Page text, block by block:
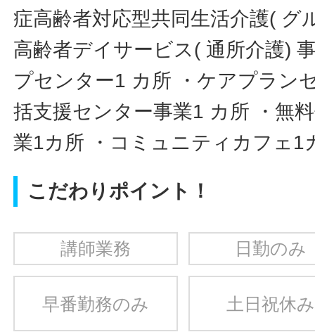
症高齢者対応型共同生活介護( グ
高齢者デイサービス( 通所介護)
プセンター1 カ所 ・ケアプラン
括支援センター事業1 カ所 ・無
業1カ所 ・コミュニティカフェ1
こだわりポイント！
講師業務 日勤のみ
早番勤務のみ 土日祝休み